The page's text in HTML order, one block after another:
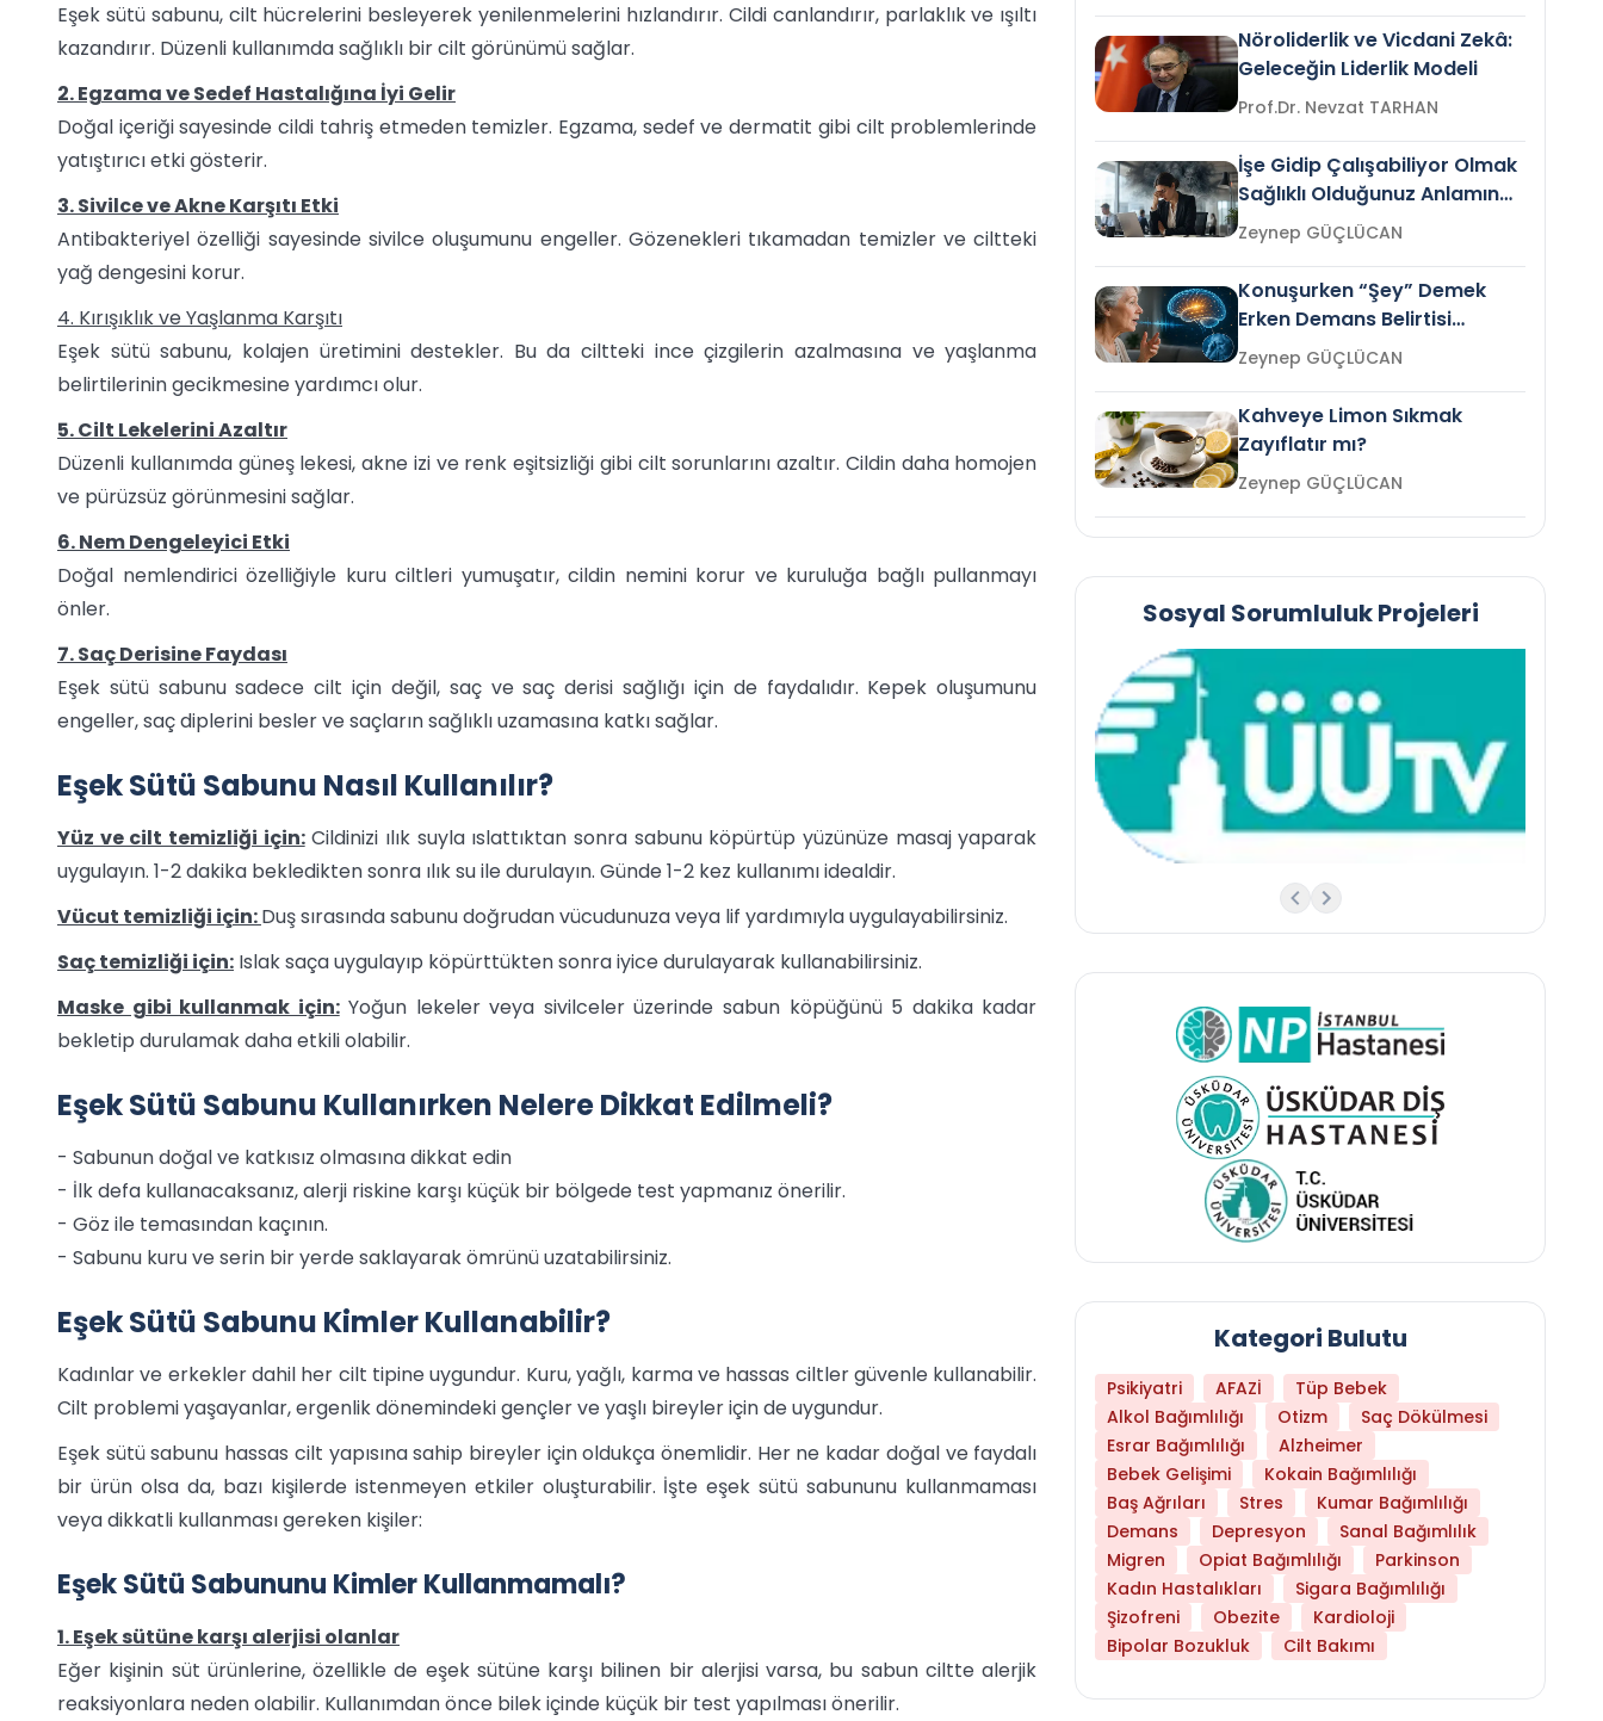
Eşek sütü sabunu, cilt hücrelerini besleyerek yenilenmelerini hızlandırır. Cildi canlandırır, parlaklık ve ışıltı
kazandırır. Düzenli kullanımda sağlıklı bir cilt görünümü sağlar.
2. Egzama ve Sedef Hastalığına İyi Gelir
Doğal içeriği sayesinde cildi tahriş etmeden temizler. Egzama, sedef ve dermatit gibi cilt problemlerinde
yatıştırıcı etki gösterir.
3. Sivilce ve Akne Karşıtı Etki
Antibakteriyel özelliği sayesinde sivilce oluşumunu engeller. Gözenekleri tıkamadan temizler ve ciltteki
yağ dengesini korur.
4. Kırışıklık ve Yaşlanma Karşıtı
Eşek sütü sabunu, kolajen üretimini destekler. Bu da ciltteki ince çizgilerin azalmasına ve yaşlanma
belirtilerinin gecikmesine yardımcı olur.
5. Cilt Lekelerini Azaltır
Düzenli kullanımda güneş lekesi, akne izi ve renk eşitsizliği gibi cilt sorunlarını azaltır. Cildin daha homojen
ve pürüzsüz görünmesini sağlar.
6. Nem Dengeleyici Etki
Doğal nemlendirici özelliğiyle kuru ciltleri yumuşatır, cildin nemini korur ve kuruluğa bağlı pullanmayı
önler.
7. Saç Derisine Faydası
Eşek sütü sabunu sadece cilt için değil, saç ve saç derisi sağlığı için de faydalıdır. Kepek oluşumunu
engeller, saç diplerini besler ve saçların sağlıklı uzamasına katkı sağlar.
Eşek Sütü Sabunu Nasıl Kullanılır?
Yüz ve cilt temizliği için:Cildinizi ılık suyla ıslattıktan sonra sabunu köpürtüp yüzünüze masaj yaparak
uygulayın. 1-2 dakika bekledikten sonra ılık su ile durulayın. Günde 1-2 kez kullanımı idealdir.
Vücut temizliği için:Duş sırasında sabunu doğrudan vücudunuza veya lif yardımıyla uygulayabilirsiniz.
Saç temizliği için: Islak saça uygulayıp köpürttükten sonra iyice durulayarak kullanabilirsiniz.
Maske gibi kullanmak için:Yoğun lekeler veya sivilceler üzerinde sabun köpüğünü 5 dakika kadar
bekletip durulamak daha etkili olabilir.
Eşek Sütü Sabunu Kullanırken Nelere Dikkat Edilmeli?
- Sabunun doğal ve katkısız olmasına dikkat edin
- İlk defa kullanacaksanız, alerji riskine karşı küçük bir bölgede test yapmanız önerilir.
- Göz ile temasından kaçının.
- Sabunu kuru ve serin bir yerde saklayarak ömrünü uzatabilirsiniz.
Eşek Sütü Sabunu Kimler Kullanabilir?
Kadınlar ve erkekler dahil her cilt tipine uygundur. Kuru, yağlı, karma ve hassas ciltler güvenle kullanabilir.
Cilt problemi yaşayanlar, ergenlik dönemindeki gençler ve yaşlı bireyler için de uygundur.
Eşek sütü sabunu hassas cilt yapısına sahip bireyler için oldukça önemlidir. Her ne kadar doğal ve faydalı
bir ürün olsa da, bazı kişilerde istenmeyen etkiler oluşturabilir. İşte eşek sütü sabununu kullanmaması
veya dikkatli kullanması gereken kişiler:
Eşek Sütü Sabununu Kimler Kullanmamalı?
1. Eşek sütüne karşı alerjisi olanlar
Eğer kişinin süt ürünlerine, özellikle de eşek sütüne karşı bilinen bir alerjisi varsa, bu sabun ciltte alerjik
reaksiyonlara neden olabilir. Kullanımdan önce bilek içinde küçük bir test yapılması önerilir.
Nöroliderlik ve Vicdani Zekâ:
Geleceğin Liderlik Modeli
Prof.Dr. Nevzat TARHAN
İşe Gidip Çalışabiliyor Olmak
Sağlıklı Olduğunuz Anlamına
Gelir mi?Zeynep GÜÇLÜCAN
Konuşurken “Şey” Demek
Erken Demans Belirtisi
Olabilir mi?Zeynep GÜÇLÜCAN
Kahveye Limon Sıkmak
Zayıflatır mı?
Zeynep GÜÇLÜCAN
Sosyal Sorumluluk Projeleri
Kategori Bulutu
Psikiyatri AFAZİ
Tüp Bebek
Alkol Bağımlılığı
Otizm
Saç Dökülmesi
Esrar Bağımlılığı
Alzheimer
Bebek Gelişimi
Kokain Bağımlılığı
Baş Ağrıları
Stres
Kumar Bağımlılığı
Demans
Depresyon
Sanal Bağımlılık
Migren
Opiat Bağımlılığı
Parkinson
Kadın Hastalıkları
Sigara Bağımlılığı
Şizofreni
Obezite
Kardioloji
Bipolar Bozukluk
Cilt Bakımı